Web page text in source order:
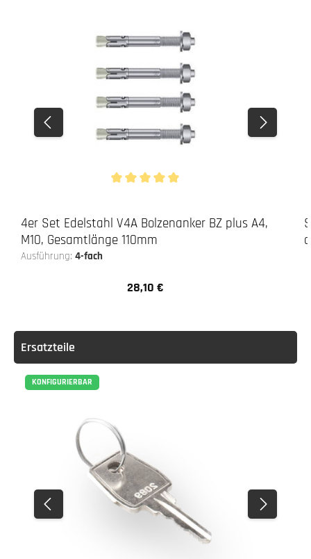
4er Set Edelstahl V4A Bolzenanker BZ plus A4,
M10, Gesamtlänge 110mm
Ausführung:4-fach
Regulärer Preis:
28,10 €
Ersatzteile
KONFIGURIERBAR